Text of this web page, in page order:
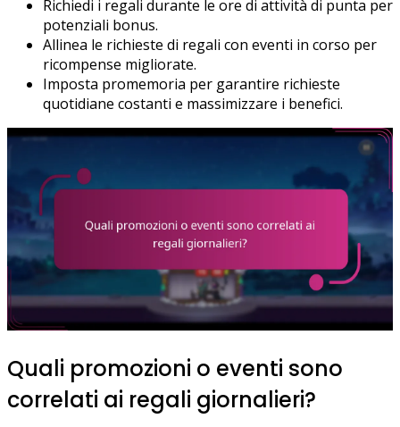
Richiedi i regali durante le ore di attività di punta per
potenziali bonus.
Allinea le richieste di regali con eventi in corso per
ricompense migliorate.
Imposta promemoria per garantire richieste
quotidiane costanti e massimizzare i benefici.
Quali promozioni o eventi sono
correlati ai regali giornalieri?